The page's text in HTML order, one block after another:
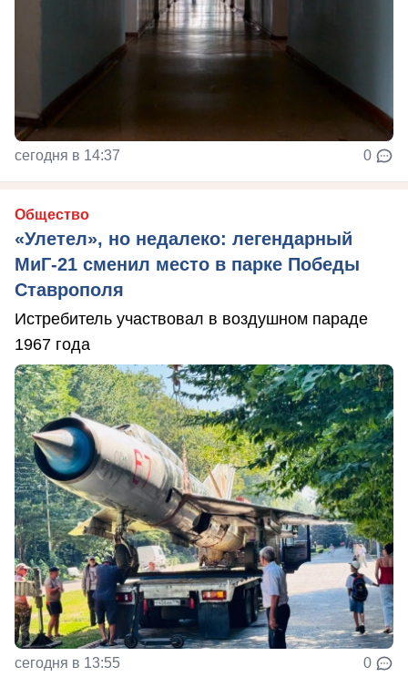
сегодня в 14:37 0
Общество
«Улетел», но недалеко: легендарный
МиГ-21 сменил место в парке Победы
Ставрополя
Истребитель участвовал в воздушном параде
1967 года
сегодня в 13:55 0